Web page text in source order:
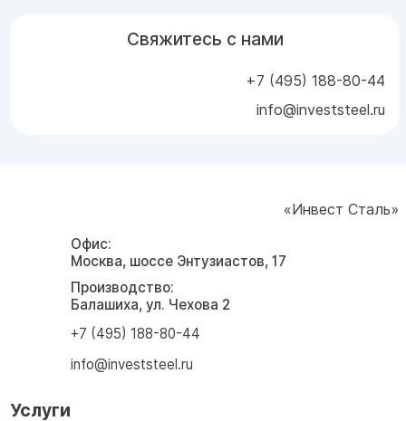
Свяжитесь с нами
+7 (495) 188-80-44
info@investsteel.ru
«Инвест Сталь»
Офис:
Москва, шоссе Энтузиастов, 17
Производство:
Балашиха, ул. Чехова 2
+7 (495) 188-80-44
info@investsteel.ru
Услуги